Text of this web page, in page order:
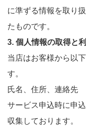
に準ずる情報を取り
たものです。
3. 個人情報の取得と
当店はお客様から以
す。
氏名、住所、連絡先
サービス申込時に申
収集しております。